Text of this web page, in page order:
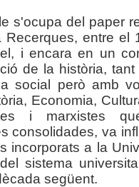
s'ocupa del paper
Recerques, entre
i encara en un
de la història,
social però amb
Economia,
i marxistes
consolidades, va
incorporats a la
sistema
següent.